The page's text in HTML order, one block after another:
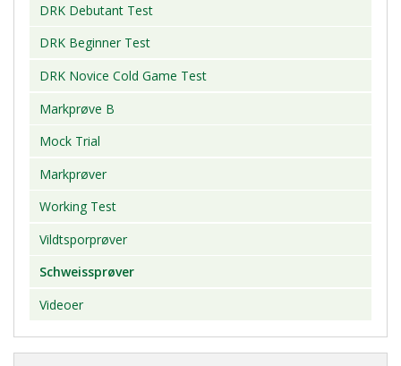
DRK Debutant Test
DRK Beginner Test
DRK Novice Cold Game Test
Markprøve B
Mock Trial
Markprøver
Working Test
Vildtsporprøver
Schweissprøver
Videoer